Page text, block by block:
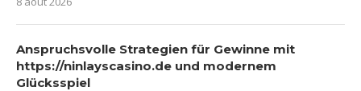
Anspruchsvolle Strategien für Gewinne mit
https://ninlayscasino.de und modernem
Glücksspiel